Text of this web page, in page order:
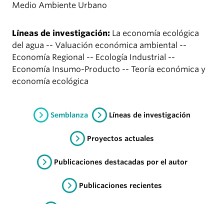
Medio Ambiente Urbano
Líneas de investigación: La economía ecológica
del agua -- Valuación económica ambiental --
Economía Regional -- Ecología Industrial --
Economía Insumo-Producto -- Teoría económica y
economía ecológica
Semblanza Líneas de investigación
Proyectos actuales
Publicaciones destacadas por el autor
Publicaciones recientes